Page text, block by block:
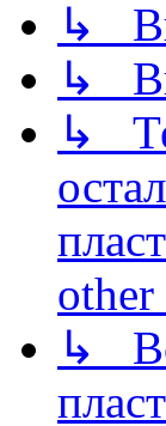
↳
↳
↳
other
↳